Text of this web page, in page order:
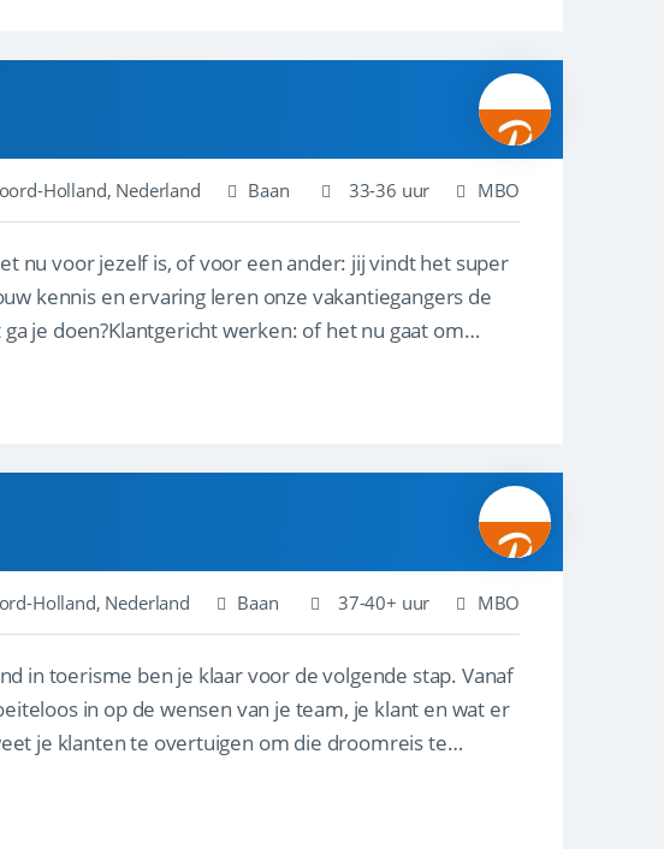
Holland, Nederland Baan 33-36 uur MBO
nu voor jezelf is, of voor een ander: jij vindt het super
kennis en ervaring leren onze vakantiegangers de
je doen?Klantgericht werken: of het nu gaat om
Holland, Nederland Baan 37-40+ uur MBO
in toerisme ben je klaar voor de volgende stap. Vanaf
in op de wensen van je team, je klant en wat er
je klanten te overtuigen om die droomreis te